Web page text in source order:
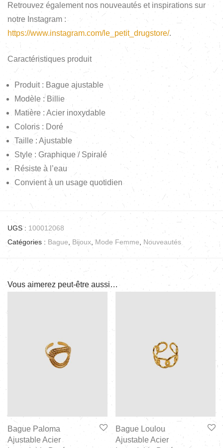
Retrouvez également nos nouveautés et inspirations sur
notre Instagram :
https://www.instagram.com/le_petit_drugstore/.
Caractéristiques produit
Produit : Bague ajustable
Modèle : Billie
Matière : Acier inoxydable
Coloris : Doré
Taille : Ajustable
Style : Graphique / Spiralé
Résiste à l’eau
Convient à un usage quotidien
UGS : 100012068
Catégories : Bague Bijoux Mode Femme Nouveautés
Vous aimerez peut-être aussi…
Bague Paloma
Ajustable Acier
Bague Loulou
Ajustable Acier